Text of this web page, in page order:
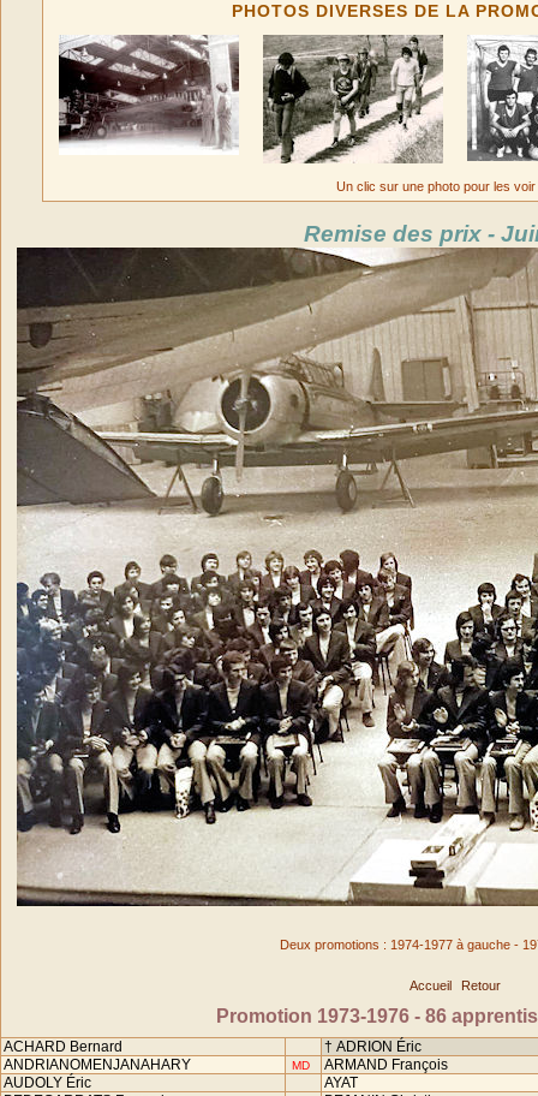
PHOTOS DIVERSES DE LA
Un clic sur une photo pour les voir
Remise des prix -
Deux promotions : 1974-1977 à gauche -
Accueil Retour
Promotion 1973-1976 - 86
ACHARD Bernard
† ADRION Éric
ANDRIANOMENJANAHARY
MD
ARMAND François
AUDOLY Éric
AYAT